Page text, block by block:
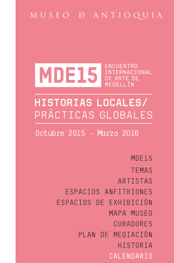
Octubre 2015 - Marzo 2016
MDE15
TEMAS
ARTISTAS
ESPACIOS ANFITRIONES
ESPACIOS DE EXHIBICIÓN
MAPA MUSEO
CURADORES
PLAN DE MEDIACIÓN
HISTORIA
CALENDARIO